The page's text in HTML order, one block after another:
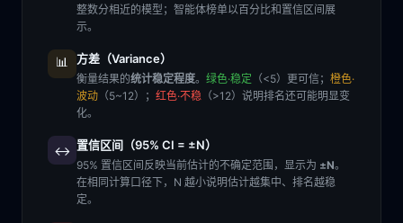
整数分相近的模型；智能体榜单以百分比和置信区间展
示。
📊 方差（Variance）
衡量结果的统计稳定程度。 绿色·稳定 （<5）更可信； 橙色·
波动 （5~12）； 红色·不稳 （>12）说明排名还可能明显变
化。
↔️ 置信区间（95% CI = ±N）
95% 置信区间反映当前估计的不确定范围，显示为 ±N。
在相同计算口径下，N 越小说明估计越集中、排名越稳
定。